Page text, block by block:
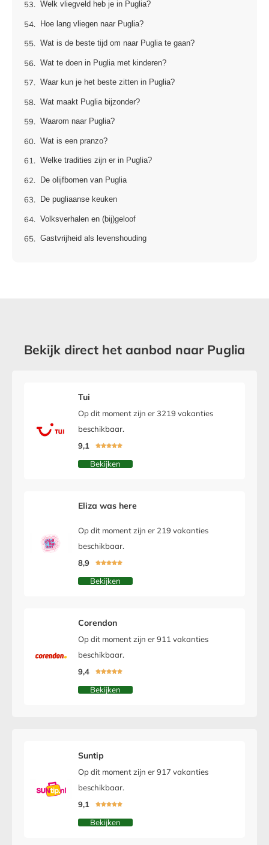
Welk vliegveld heb je in Puglia?
Hoe lang vliegen naar Puglia?
Wat is de beste tijd om naar Puglia te gaan?
Wat te doen in Puglia met kinderen?
Waar kun je het beste zitten in Puglia?
Wat maakt Puglia bijzonder?
Waarom naar Puglia?
Wat is een pranzo?
Welke tradities zijn er in Puglia?
De olijfbomen van Puglia
De pugliaanse keuken
Volksverhalen en (bij)geloof
Gastvrijheid als levenshouding
Bekijk direct het aanbod naar Puglia
Tui
Op dit moment zijn er 3219 vakanties
beschikbaar.
9,1

Bekijken
Eliza was here
Op dit moment zijn er 219 vakanties
beschikbaar.
8,9

Bekijken
Corendon
Op dit moment zijn er 911 vakanties
beschikbaar.
9,4

Bekijken
Suntip
Op dit moment zijn er 917 vakanties
beschikbaar.
9,1

Bekijken